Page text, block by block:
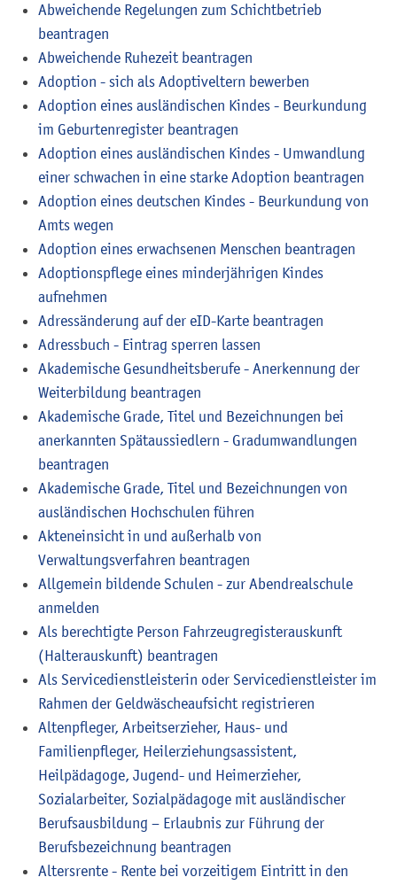
Abweichende Regelungen zum Schichtbetrieb
beantragen
Abweichende Ruhezeit beantragen
Adoption - sich als Adoptiveltern bewerben
Adoption eines ausländischen Kindes - Beurkundung
im Geburtenregister beantragen
Adoption eines ausländischen Kindes - Umwandlung
einer schwachen in eine starke Adoption beantragen
Adoption eines deutschen Kindes - Beurkundung von
Amts wegen
Adoption eines erwachsenen Menschen beantragen
Adoptionspflege eines minderjährigen Kindes
aufnehmen
Adressänderung auf der eID-Karte beantragen
Adressbuch - Eintrag sperren lassen
Akademische Gesundheitsberufe - Anerkennung der
Weiterbildung beantragen
Akademische Grade, Titel und Bezeichnungen bei
anerkannten Spätaussiedlern - Gradumwandlungen
beantragen
Akademische Grade, Titel und Bezeichnungen von
ausländischen Hochschulen führen
Akteneinsicht in und außerhalb von
Verwaltungsverfahren beantragen
Allgemein bildende Schulen - zur Abendrealschule
anmelden
Als berechtigte Person Fahrzeugregisterauskunft
(Halterauskunft) beantragen
Als Servicedienstleisterin oder Servicedienstleister im
Rahmen der Geldwäscheaufsicht registrieren
Altenpfleger, Arbeitserzieher, Haus- und
Familienpfleger, Heilerziehungsassistent,
Heilpädagoge, Jugend- und Heimerzieher,
Sozialarbeiter, Sozialpädagoge mit ausländischer
Berufsausbildung – Erlaubnis zur Führung der
Berufsbezeichnung beantragen
Altersrente - Rente bei vorzeitigem Eintritt in den